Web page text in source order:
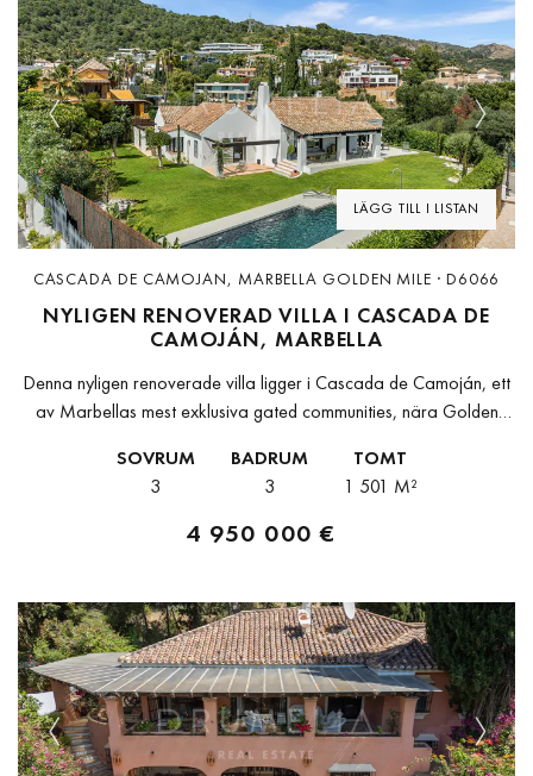
LÄGG TILL I LISTAN
Previous Next
CASCADA DE CAMOJAN, MARBELLA GOLDEN MILE · D6066
NYLIGEN RENOVERAD VILLA I CASCADA DE
CAMOJÁN, MARBELLA
Denna nyligen renoverade villa ligger i Cascada de Camoján, ett
av Marbellas mest exklusiva gated communities, nära Golden
med moderna interiörer erbjuder fastigheten...
SOVRUM
3
BADRUM
3
TOMT
1 501 M²
4 950 000 €
Previous Next